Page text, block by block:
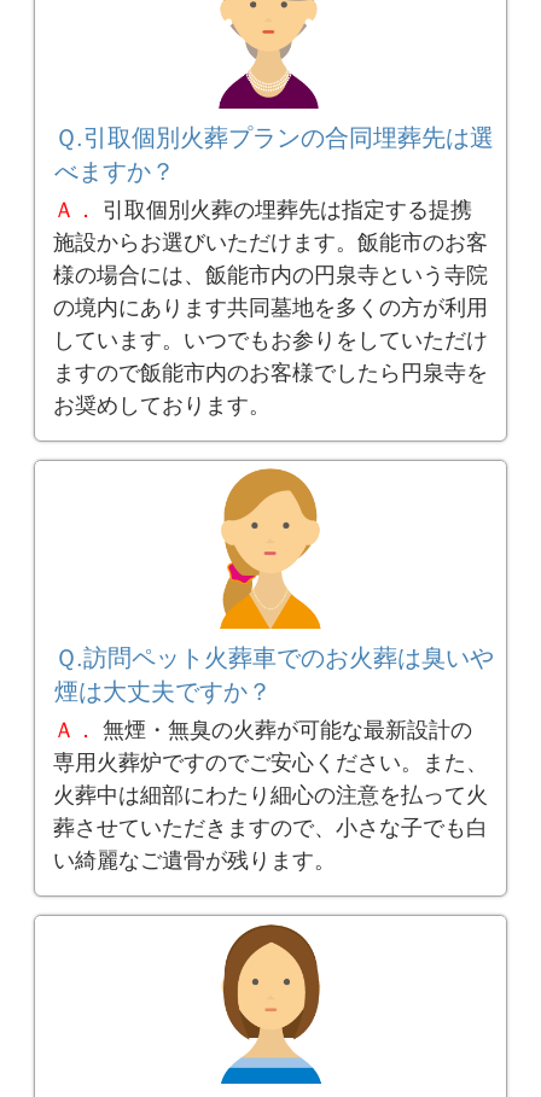
Ｑ.引取個別火葬プランの合同埋葬先は選
べますか？
Ａ．
引取個別火葬の埋葬先は指定する提携
施設からお選びいただけます。飯能市のお客
様の場合には、飯能市内の円泉寺という寺院
の境内にあります共同墓地を多くの方が利用
しています。いつでもお参りをしていただけ
ますので飯能市内のお客様でしたら円泉寺を
お奨めしております。
Ｑ.訪問ペット火葬車でのお火葬は臭いや
煙は大丈夫ですか？
Ａ．
無煙・無臭の火葬が可能な最新設計の
専用火葬炉ですのでご安心ください。また、
火葬中は細部にわたり細心の注意を払って火
葬させていただきますので、小さな子でも白
い綺麗なご遺骨が残ります。